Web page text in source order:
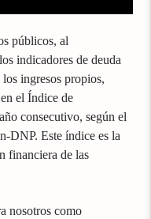
públicos, al
indicadores de deuda
ingresos propios,
el Índice de
consecutivo, según el
DNP. Este índice es la
financiera de las
nosotros como